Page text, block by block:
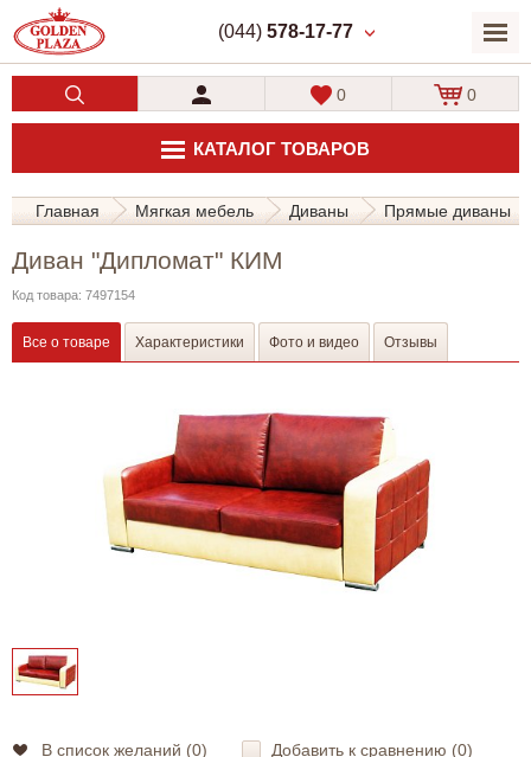
(044) 578-17-77
КАТАЛОГ ТОВАРОВ
0 0
Главная Мягкая мебель Диваны Прямые диваны
Диван "Дипломат" КИМ
Код товара: 7497154
Все о товаре Характеристики Фото и видео Отзывы
В список желаний (0) Добавить к сравнению (0)